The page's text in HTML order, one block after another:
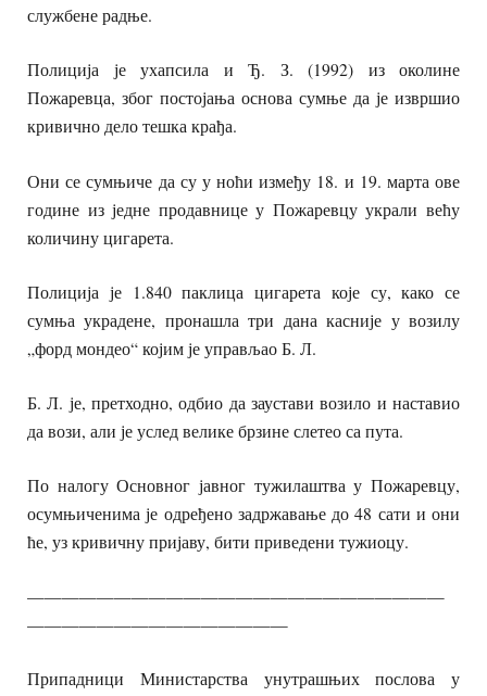
службене радње.
Полиција је ухапсила и Ђ. З. (1992) из околине
Пожаревца, због постојања основа сумње да је извршио
кривично дело тешка крађа.
Они се сумњиче да су у ноћи између 18. и 19. марта ове
године из једне продавнице у Пожаревцу украли већу
количину цигарета.
Полиција је 1.840 паклица цигарета које су, како се
сумња украдене, пронашла три дана касније у возилу
„форд мондео“ којим је управљао Б. Л.
Б. Л. је, претходно, одбио да заустави возило и наставио
да вози, али је услед велике брзине слетео са пута.
По налогу Основног јавног тужилаштва у Пожаревцу,
осумњиченима је одређено задржавање до 48 сати и они
ће, уз кривичну пријаву, бити приведени тужиоцу.
————————————————————————
———————————————
Припадници Министарства унутрашњих послова у